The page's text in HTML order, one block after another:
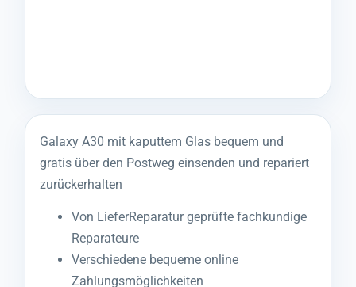
Galaxy A30 mit kaputtem Glas bequem und
gratis über den Postweg einsenden und repariert
zurückerhalten
Von LieferReparatur geprüfte fachkundige
Reparateure
Verschiedene bequeme online
Zahlungsmöglichkeiten